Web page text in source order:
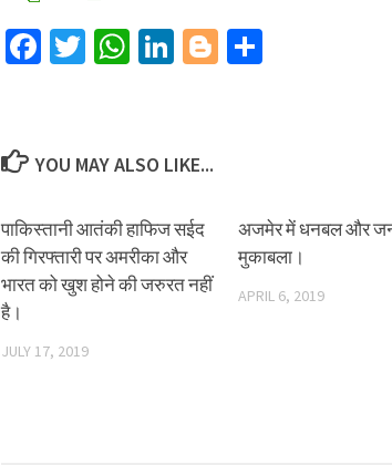
Facebook
TwitterWhatsApp
LinkedIn
Blogger
YOU MAY ALSO LIKE...
पाकिस्तानी आतंकी हाफिज सईद
की गिरफ्तारी पर अमरीका और
भारत को खुश होने की जरुरत नहीं
है।
JULY 17, 2019
अजमेर में धनबल और
मुकाबला।
APRIL 6, 2019